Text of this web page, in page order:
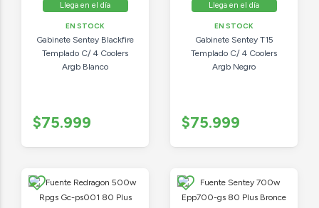
Llega en el día
EN STOCK
Gabinete Sentey Blackfire
Templado C/ 4 Coolers
Argb Blanco
$75.999
Llega en el día
EN STOCK
Gabinete Sentey T15
Templado C/ 4 Coolers
Argb Negro
$75.999